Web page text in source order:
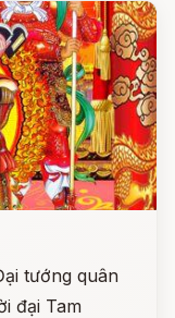
tướng quân
đại Tam